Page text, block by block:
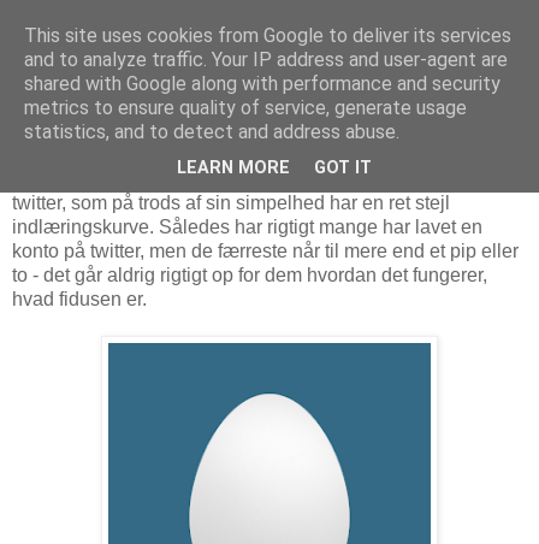
De første skridt på twitter
Dette er første kapitel i min twitterguide - en vejledning til
twitter, som på trods af sin simpelhed har en ret stejl
indlæringskurve. Således har rigtigt mange har lavet en
konto på twitter, men de færreste når til mere end et pip eller
to - det går aldrig rigtigt op for dem hvordan det fungerer,
hvad fidusen er.
This site uses cookies from Google to deliver its services
and to analyze traffic. Your IP address and user-agent are
shared with Google along with performance and security
metrics to ensure quality of service, generate usage
statistics, and to detect and address abuse.
LEARN MORE GOT IT